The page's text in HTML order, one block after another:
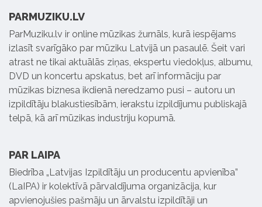
PARMUZIKU.LV
ParMuziku.lv ir online mūzikas žurnāls, kurā iespējams
izlasīt svarīgāko par mūziku Latvijā un pasaulē. Šeit vari
atrast ne tikai aktuālās ziņas, ekspertu viedokļus, albumu,
DVD un koncertu apskatus, bet arī informāciju par
mūzikas biznesa ikdienā neredzamo pusi – autoru un
izpildītāju blakustiesībām, ierakstu izpildījumu publiskajā
telpā, kā arī mūzikas industriju kopumā.
PAR LAIPA
Biedrība „Latvijas Izpildītāju un producentu apvienība”
(LaIPA) ir kolektīvā pārvaldījuma organizācija, kur
apvienojušies pašmāju un ārvalstu izpildītāji un